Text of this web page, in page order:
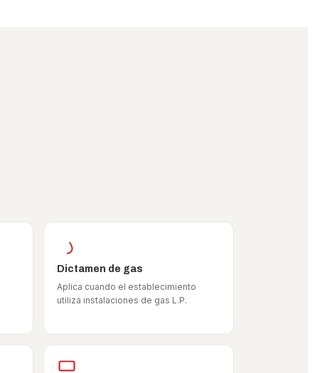
Dictamen de gas
Aplica cuando el establecimiento
utiliza instalaciones de gas L.P.